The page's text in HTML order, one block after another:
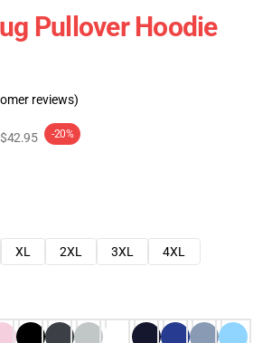
Pullover Hoodie
reviews)
$42.95 -20%
XL 2XL 3XL
4XL